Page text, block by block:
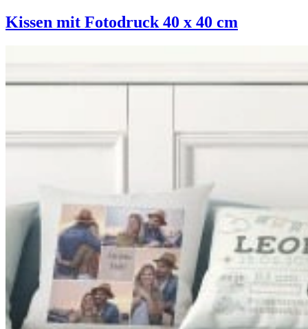
Kissen mit Fotodruck 40 x 40 cm